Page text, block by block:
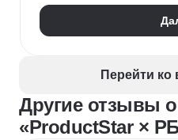
Тайм-менеджмент
Управление удаленной
Перейти ко
Другие отзывы
«ProductStar ×